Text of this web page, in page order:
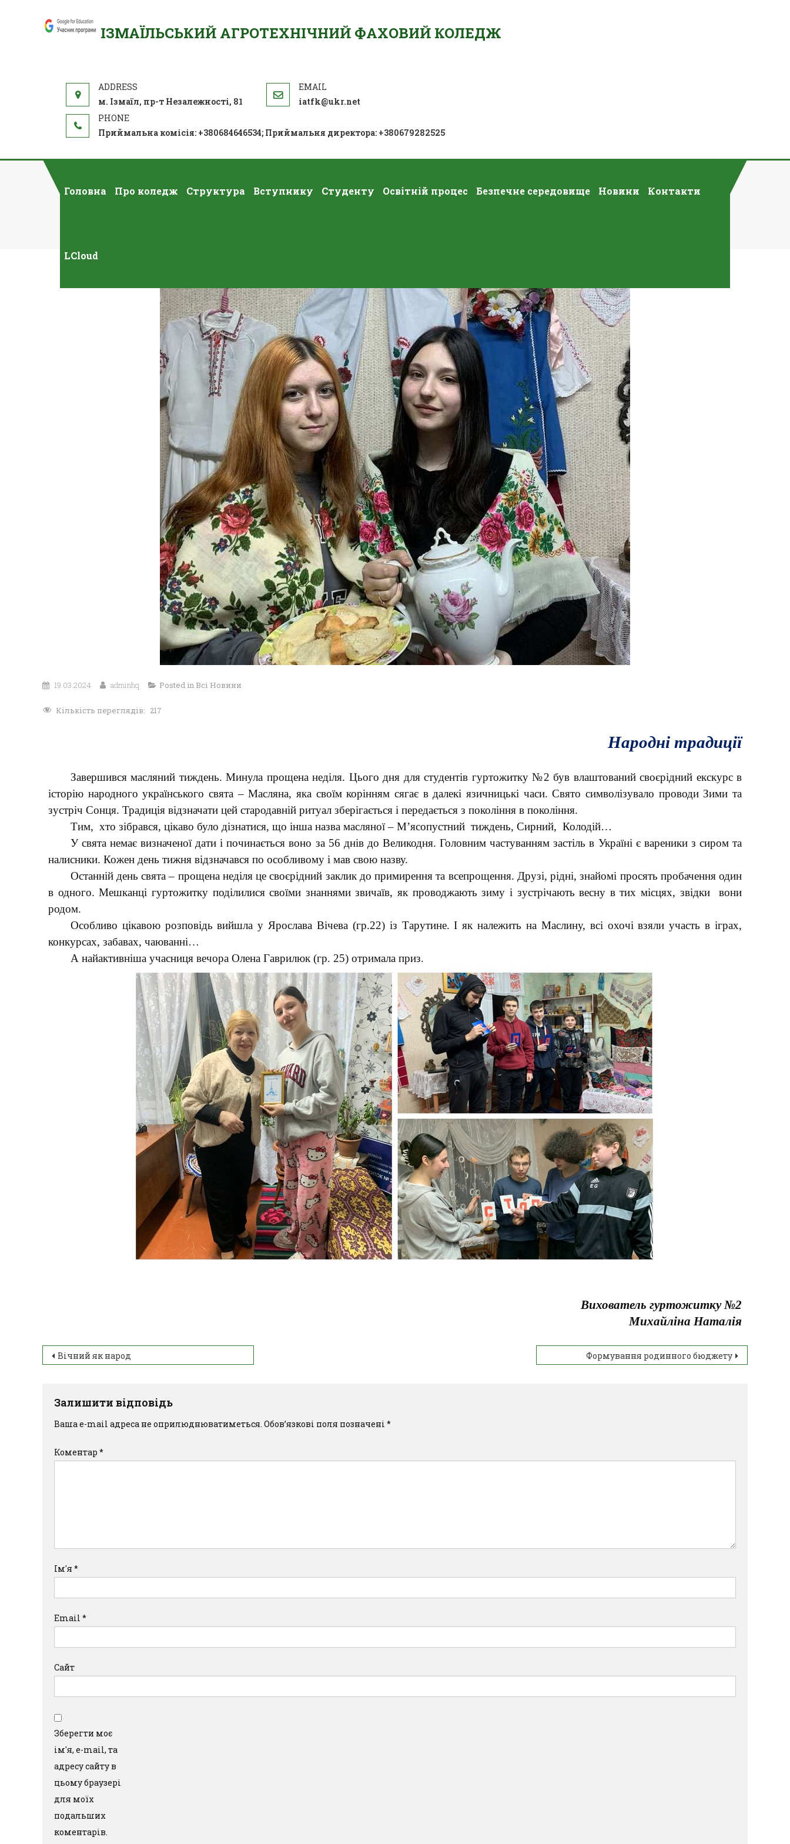
ІЗМАЇЛЬСЬКИЙ АГРОТЕХНІЧНИЙ ФАХОВИЙ КОЛЕДЖ
м. Ізмаїл, пр-т Незалежності, 81 iatfk@ukr.net
Приймальна комісія: +380684646534; Приймальня директора: +380679282525
Головна Про коледж Структура Вступнику Студенту Освітній процес Безпечне середовище Новини Контакти
LCloud
19.03.2024 adminhq Posted in Всі Новини
Кількість переглядів: 217
Народні традиції
Завершився масляний тиждень. Минула прощена неділя. Цього дня для студентів гуртожитку №2 був влаштований своєрідний екскурс в
історію народного українського свята – Масляна, яка своїм корінням сягає в далекі язичницькі часи. Свято символізувало проводи Зими та
зустріч Сонця. Традиція відзначати цей стародавній ритуал зберігається і передається з покоління в покоління.
Тим, хто зібрався, цікаво було дізнатися, що інша назва масляної – М’ясопустний тиждень, Сирний, Колодій…
У свята немаєвизначеної дати і починається воно за 56 днів до Великодня. Головним частуванням застіль в Україні є вареники з сиром та
налисники. Кожен день тижня відзначався по особливому і мав свою назву.
Останній день свята – прощена неділя це своєрідний заклик до примирення та всепрощення. Друзі, рідні, знайомі просять пробачення один
в одного. Мешканці гуртожитку поділилися своїми знаннями звичаїв, як проводжають зиму і зустрічають весну в тих місцях, звідки вони
родом.
Особливо цікавою розповідь вийшла у Ярослава Вічева (гр.22) із Тарутине. І як належить на Маслину, всі охочі взяли участь в іграх,
конкурсах, забавах, чаюванні…
А найактивніша учасниця вечора Олена Гаврилюк (гр. 25) отримала приз.
Вихователь гуртожитку №2
Михайліна Наталія
Вічний як народ Формування родинного бюджету
Залишити відповідь
Ваша e-mail адреса не оприлюднюватиметься. Обов’язкові поля позначені *
Коментар *
Ім'я *
Email *
Сайт
Зберегти моє
ім'я, e-mail, та
адресу сайту в
цьому браузері
для моїх
подальших
коментарів.